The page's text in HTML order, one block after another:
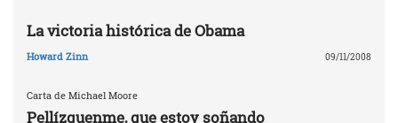
La victoria histórica de Obama
Howard Zinn 09/11/2008
Carta de Michael Moore
Pellízquenme, que estoy soñando